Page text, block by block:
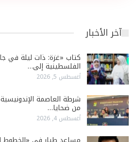
آخر الأخبار
كتاب «غزة: ذات ليلة في
الفلسطينية إلى…
أغسطس 5, 2026
شرطة العاصمة
من ضحايا…
أغسطس 4, 2026